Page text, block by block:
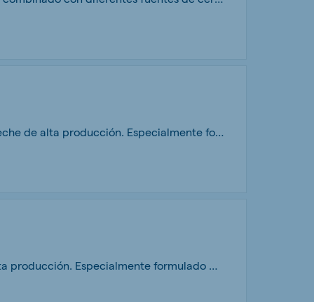
Melkum Extract es un pienso granulado en 3.5 mm de alta energía para cabras de leche de alta producción. Especialmente formulado para obtener elevados extractos queseros. Basándose en el Sistema SFOS De Heus incrementa los picos de producción de cabras de alto potencial genético, combinando diferentes fuentes de grasa que permiten sostener niveles excelentes de extracto quesero.
Melkum Supremo AM es un pienso granulado en 3.5 mm para cabras de leche de alta producción. Especialmente formulado basándose en el Sistema SFOS De Heus para potenciar los picos de producción de cabras manteniendo su condición corporal adecuada.